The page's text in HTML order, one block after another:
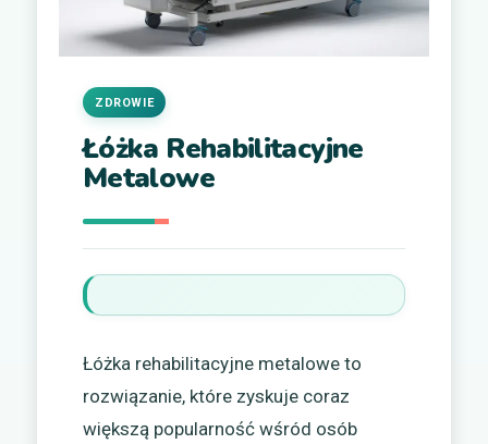
Łóżka Rehabilitacyjne
Metalowe
ZDROWIE
Łóżka rehabilitacyjne metalowe to
rozwiązanie, które zyskuje coraz
większą popularność wśród osób